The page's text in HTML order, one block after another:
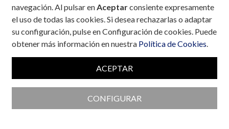
navegación. Al pulsar enAceptarconsiente expresamente
el uso de todas las cookies. Si desea rechazarlas o adaptar
su configuración, pulse en Configuración de cookies. Puede
obtener más información en nuestra Política de Cookies.
ACEPTAR
CONFIGURAR
Colaboran con la Fundación